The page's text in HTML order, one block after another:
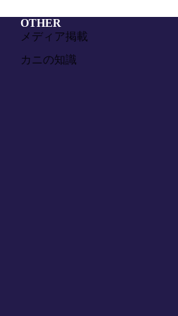
OTHER
メディア掲載
カニの知識